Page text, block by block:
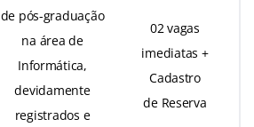
de pós-graduação
na área de
Informática,
devidamente
registrados e
02 vagas
imediatas +
Cadastro
de Reserva